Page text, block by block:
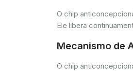
O chip
Ele libera
Mecanismo de
O chip